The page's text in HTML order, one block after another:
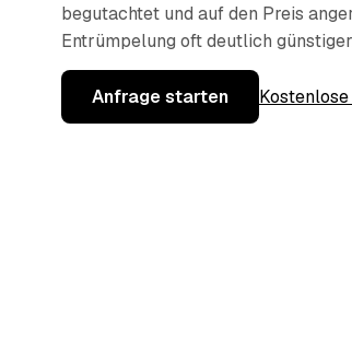
begutachtet und auf den Preis
Entrümpelung oft deutlich
Anfrage starten